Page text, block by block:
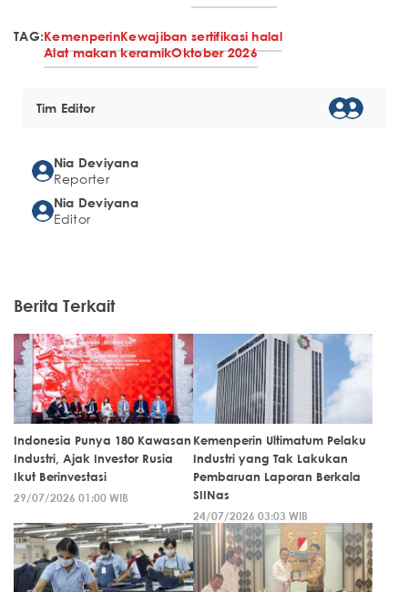
TAG:KemenperinKewajiban sertifikasi halal
Alat makan keramikOktober 2026
Tim Editor
Nia Deviyana
Reporter
Nia Deviyana
Editor
Berita Terkait
Indonesia Punya 180 Kawasan
Industri, Ajak Investor Rusia
Ikut Berinvestasi
29/07/2026 01:00 WIB
Kemenperin Ultimatum Pelaku
Industri yang Tak Lakukan
Pembaruan Laporan Berkala
SIINas
24/07/2026 03:03 WIB